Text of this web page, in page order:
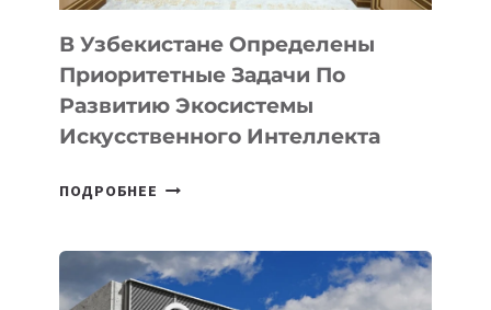
В Узбекистане Определены
Приоритетные Задачи По
Развитию Экосистемы
Искусственного Интеллекта
ПОДРОБНЕЕ
ПРИОРИТЕТНЫЕ
ЗАДАЧИ